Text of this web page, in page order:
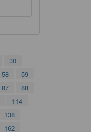
30
58
59
87
88
114
138
162